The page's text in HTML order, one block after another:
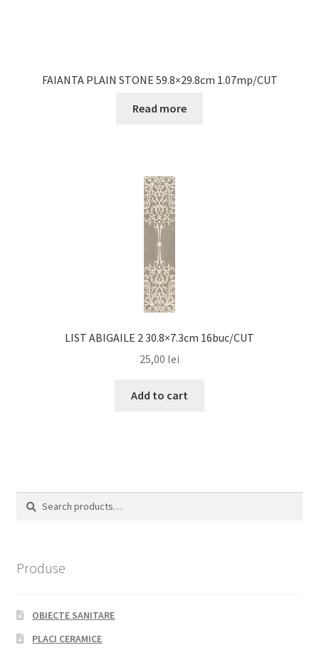
FAIANTA PLAIN STONE 59.8×29.8cm 1.07mp/CUT
Read more
LIST ABIGAILE 2 30.8×7.3cm 16buc/CUT
25,00 lei
Add to cart
Search
Search
Produse
OBIECTE SANITARE
PLACI CERAMICE